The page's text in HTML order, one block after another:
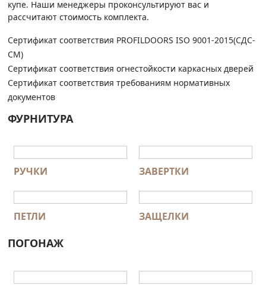
купе. Наши менеджеры проконсультируют вас и
рассчитают стоимость комплекта.
Сертификат соответствия PROFILDOORS ISO 9001-2015(СДС-
СМ)
Сертификат соответствия огнестойкости каркасных дверей
Сертификат соответствия требованиям нормативных
документов
ФУРНИТУРА
РУЧКИ ЗАВЕРТКИ
ПЕТЛИ ЗАЩЕЛКИ
ПОГОНАЖ